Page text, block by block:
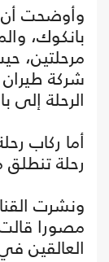
بانكوك،
مرحلتين،
شركة طيران
الرحلة إلى
أما ركاب
رحلة
مصورا قالت
العالقين